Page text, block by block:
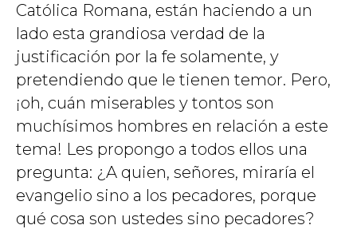
Católica Romana, están haciendo a un
lado esta grandiosa verdad de la
justificación por la fe solamente, y
pretendiendo que le tienen temor. Pero,
¡oh, cuán miserables y tontos son
muchísimos hombres en relación a este
tema! Les propongo a todos ellos una
pregunta: ¿A quien, señores, miraría el
evangelio sino a los pecadores, porque
qué cosa son ustedes sino pecadores?